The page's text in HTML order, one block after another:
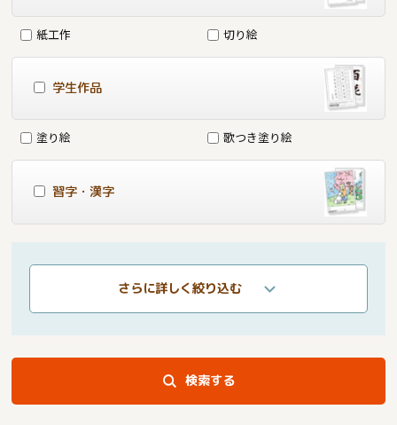
紙工作 切り絵
学生作品
塗り絵 歌つき塗り絵
習字・漢字
さらに詳しく絞り込む
検索する